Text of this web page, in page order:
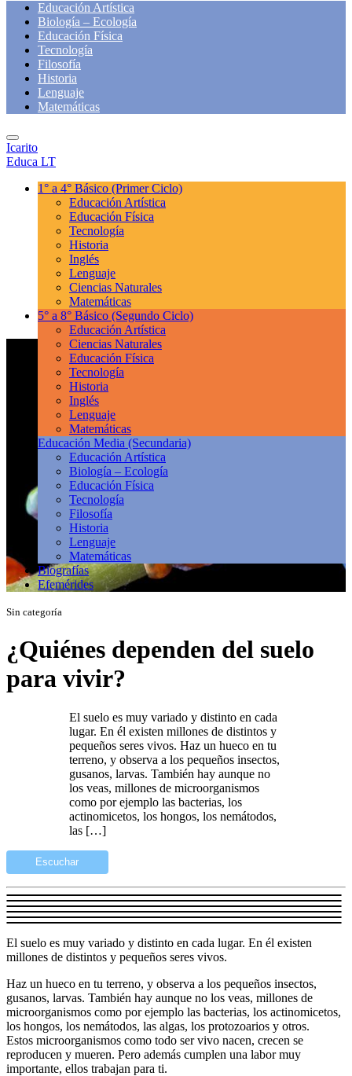
Educación Artística
Biología – Ecología
Educación Física
Tecnología
Filosofía
Historia
Lenguaje
Matemáticas
Icarito
Educa LT
1° a 4° Básico (Primer Ciclo)
Educación Artística
Educación Física
Tecnología
Historia
Inglés
Lenguaje
Ciencias Naturales
Matemáticas
5° a 8° Básico (Segundo Ciclo)
Educación Artística
Ciencias Naturales
Educación Física
Tecnología
Historia
Inglés
Lenguaje
Matemáticas
Educación Media (Secundaria)
Educación Artística
Biología – Ecología
Educación Física
Tecnología
Filosofía
Historia
Lenguaje
Matemáticas
Biografías
Efemérides
Sin categoría
¿Quiénes dependen del suelo
para vivir?
El suelo es muy variado y distinto en cada
lugar. En él existen millones de distintos y
pequeños seres vivos. Haz un hueco en tu
terreno, y observa a los pequeños insectos,
gusanos, larvas. También hay aunque no
los veas, millones de microorganismos
como por ejemplo las bacterias, los
actinomicetos, los hongos, los nemátodos,
las […]
Escuchar
El suelo es muy variado y distinto en cada lugar. En él existen
millones de distintos y pequeños seres vivos.
Haz un hueco en tu terreno, y observa a los pequeños insectos,
gusanos, larvas. También hay aunque no los veas, millones de
microorganismos como por ejemplo las bacterias, los actinomicetos,
los hongos, los nemátodos, las algas, los protozoarios y otros.
Estos microorganismos como todo ser vivo nacen, crecen se
reproducen y mueren. Pero además cumplen una labor muy
importante, ellos trabajan para ti.